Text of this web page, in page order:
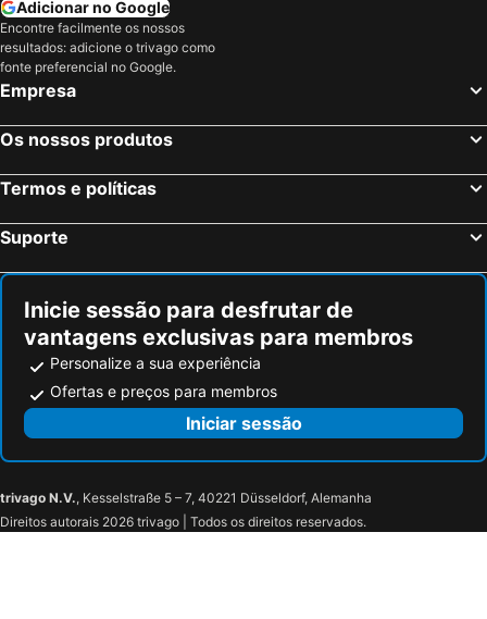
Adicionar no Google
Encontre facilmente os nossos
resultados: adicione o trivago como
fonte preferencial no Google.
Empresa
Os nossos produtos
Termos e políticas
Suporte
Inicie sessão para desfrutar de
vantagens exclusivas para membros
Personalize a sua experiência
Ofertas e preços para membros
Iniciar sessão
trivago N.V., Kesselstraße 5 – 7, 40221 Düsseldorf, Alemanha
Direitos autorais 2026 trivago | Todos os direitos reservados.